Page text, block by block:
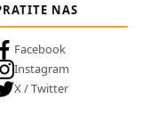
NAS
Facebook
Instagram
X / Twitter